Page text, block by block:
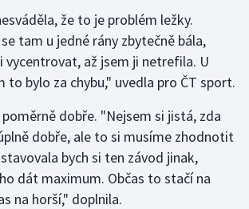
že to je problém ležky.
tam u jedné rány zbytečně bála,
vycentrovat, až jsem ji netrefila. U
to bylo za chybu," uvedla pro ČT sport.
dobře. "Nejsem si jistá, zda
dobře, ale to si musíme zhodnotit
bych si ten závod jinak,
dát maximum. Občas to stačí na
na horší," doplnila.